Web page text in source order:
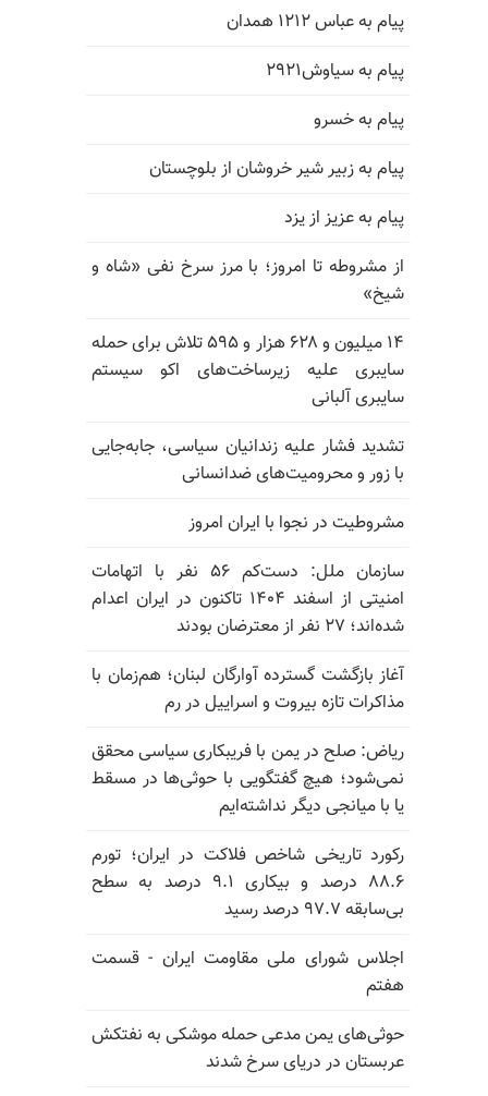
پیام به عباس ۱۲۱۲ همدان
پیام به سیاوش۲۹۲۱
پیام به خسرو
پیام به زبیر شیر خروشان از بلوچستان
پیام به عزیز از یزد
از مشروطه تا امروز؛ با مرز سرخ نفی «شاه و
شیخ»
۱۴ میلیون و ۶۲۸ هزار و ۵۹۵ تلاش برای حمله
سایبری علیه زیرساخت‌های اکو سیستم
سایبری آلبانی
تشدید فشار علیه زندانیان سیاسی، جابه‌جایی
با زور و محرومیت‌های ضدانسانی
مشروطیت در نجوا با ایران امروز
سازمان ملل: دست‌کم ۵۶ نفر با اتهامات
امنیتی از اسفند ۱۴۰۴ تاکنون در ایران اعدام
شده‌اند؛ ۲۷ نفر از معترضان بودند
آغاز بازگشت گسترده آوارگان لبنان؛ هم‌زمان با
مذاکرات تازه بیروت و اسراییل در رم
ریاض: صلح در یمن با فریبکاری سیاسی محقق
نمی‌شود؛ هیچ گفتگویی با حوثی‌ها در مسقط
یا با میانجی دیگر نداشته‌ایم
رکورد تاریخی شاخص فلاکت در ایران؛ تورم
۸۸.۶ درصد و بیکاری ۹.۱ درصد به سطح
بی‌سابقه ۹۷.۷ درصد رسید
اجلاس شورای ملی مقاومت ایران - قسمت
هفتم
حوثی‌های یمن مدعی حمله موشکی به نفتکش
عربستان در دریای سرخ شدند